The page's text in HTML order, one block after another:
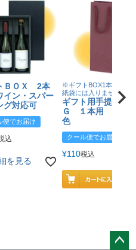
ＢＯＸ 2本
ン・スパー
グ対応可
便でお届け
込
を見る
※ギフトBOX1本用はこ
紙袋には入りません
ギフト用手提げＢ
Ｇ １本用 エン
色
クール便でお届け
¥110税込